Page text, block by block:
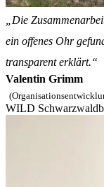
„Die
ein offenes Ohr
transparent erklärt.“
Valentin Grimm
WILD